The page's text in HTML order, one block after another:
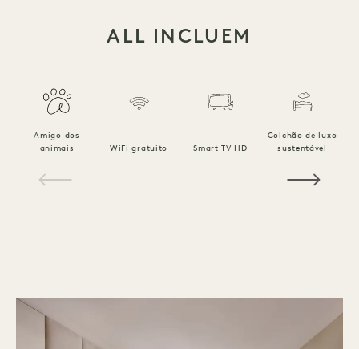
ALL INCLUEM
Amigo dos
animais
WiFi gratuito Smart TV HD
Colchão de luxo
sustentável